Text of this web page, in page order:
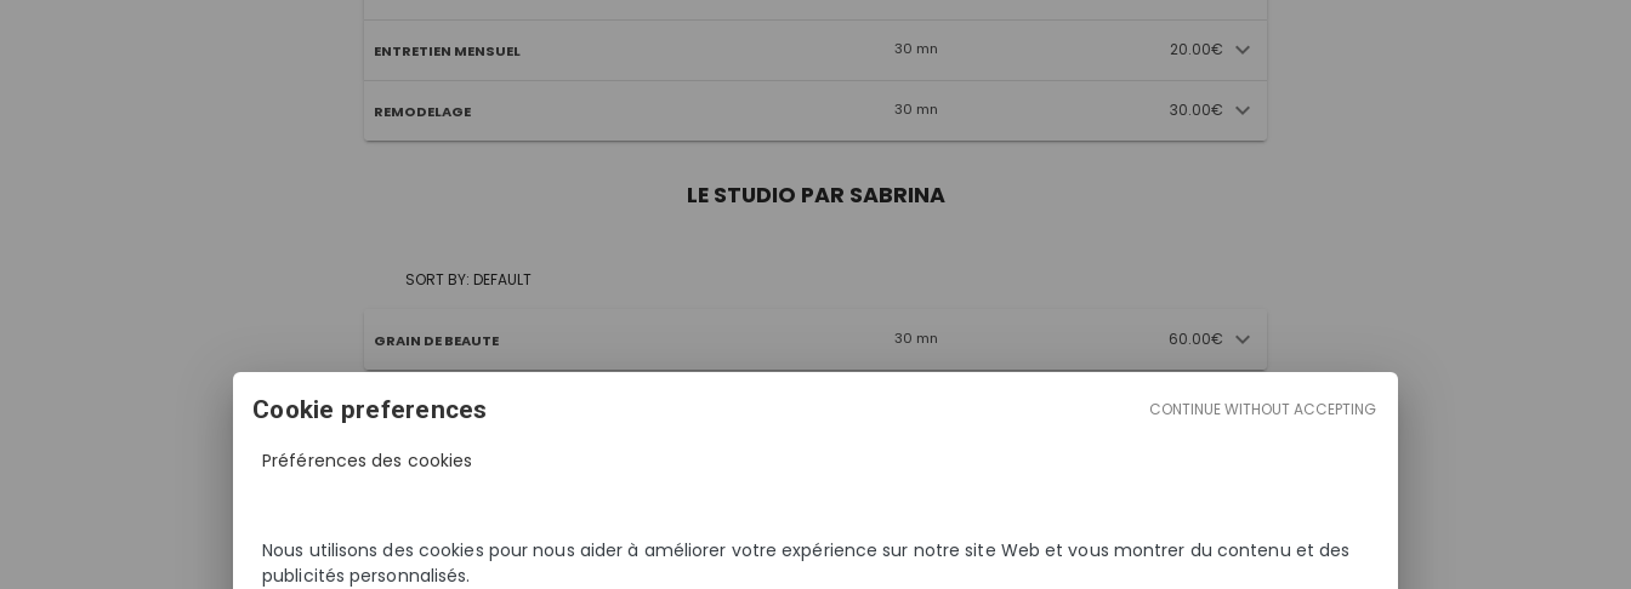
ENTRETIEN MENSUEL 30 mn 20.00€
REMODELAGE 30 mn 30.00€
LE STUDIO PAR SABRINA
SORT BY: DEFAULT
GRAIN DE BEAUTE 30 mn 60.00€
DEPOSE
Cookie preferences CONTINUE WITHOUT ACCEPTING
Préférences des cookies
Nous utilisons des cookies pour nous aider à améliorer votre expérience sur notre site Web et vous montrer du contenu et des
publicités personnalisés.